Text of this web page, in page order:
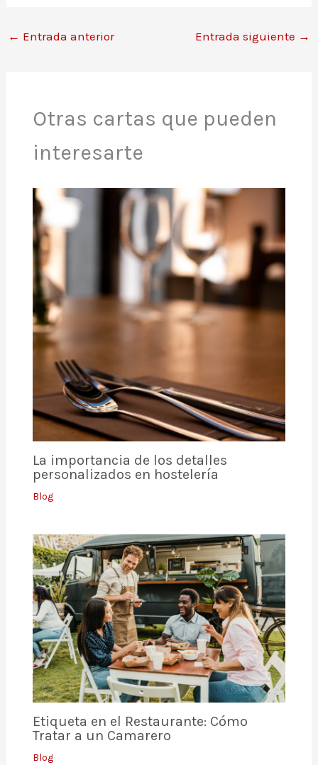
← Entrada anterior Entrada siguiente →
Otras cartas que pueden
interesarte
La importancia de los detalles
personalizados en hostelería
Blog
Etiqueta en el Restaurante: Cómo
Tratar a un Camarero
Blog